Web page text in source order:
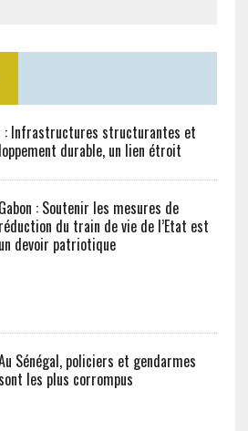
: Infrastructures structurantes et
durable, un lien étroit
Gabon : Soutenir les mesures de
réduction du train de vie de l’Etat est
un devoir patriotique
Sénégal, policiers et gendarmes
les plus corrompus